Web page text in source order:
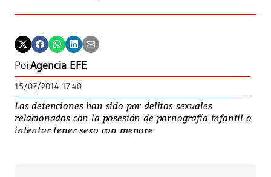
PorAgencia EFE
15/07/2014 17:40
Las detenciones han sido por delitos sexuales
relacionados con la posesión de pornografía infantil o
intentar tener sexo con menore